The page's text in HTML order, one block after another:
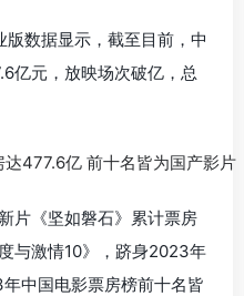
版数据显示，截至目前，中
亿元，放映场次破亿，总
新片《坚如磐石》累计票房
与激情10》，跻身2023年
中国电影票房榜前十名皆